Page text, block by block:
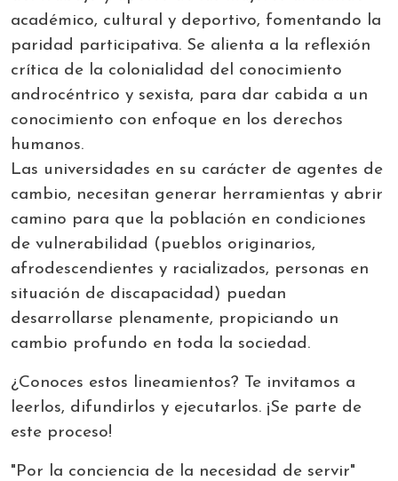
académico, cultural y deportivo, fomentando la
paridad participativa. Se alienta a la reflexión
crítica de la colonialidad del conocimiento
androcéntrico y sexista, para dar cabida a un
conocimiento con enfoque en los derechos
humanos.
Las universidades en su carácter de agentes de
cambio, necesitan generar herramientas y abrir
camino para que la población en condiciones
de vulnerabilidad (pueblos originarios,
afrodescendientes y racializados, personas en
situación de discapacidad) puedan
desarrollarse plenamente, propiciando un
cambio profundo en toda la sociedad.
¿Conoces estos lineamientos? Te invitamos a
leerlos, difundirlos y ejecutarlos. ¡Se parte de
este proceso!
"Por la conciencia de la necesidad de servir"